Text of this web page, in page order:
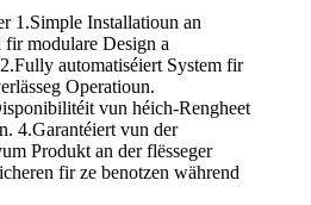
1.Simple Installatioun an
fir modulare Design a
automatiséiert System fir
Operatioun.
vun héich-Rengheet
4.Garantéiert vun der
Produkt an der flësseger
fir ze benotzen während